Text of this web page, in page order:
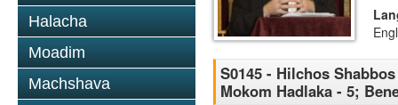
Halacha
Moadim
Machshava
S0145 - Hilchos
Mokom Hadlaka - 5;